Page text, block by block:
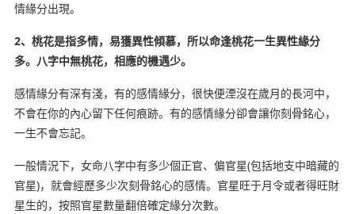
情緣分出現。
2、桃花是指多情，易獲異性傾慕，所以命逢桃花一生異性緣分
多。八字中無桃花，相應的機遇少。
感情緣分有深有淺，有的感情緣分，很快便湮沒在歲月的長河中，
不會在你的內心留下任何痕跡。有的感情緣分卻會讓你刻骨銘心，
一生不會忘記。
一般情況下，女命八字中有多少個正官、偏官星(包括地支中暗藏的
官星)，就會經歷多少次刻骨銘心的感情。官星旺于月令或者得旺財
星生的，按照官星數量翻倍確定緣分次數。